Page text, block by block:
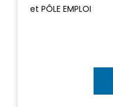
et PÔLE EMPLOI